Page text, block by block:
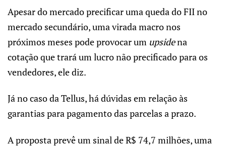
Apesar do mercado precificar uma queda do FII no
mercado secundário, uma virada macro nos
próximos meses pode provocar um upsidena
cotação que trará um lucro não precificado para os
vendedores, ele diz.
Já no caso da Tellus, há dúvidas em relação às
garantias para pagamento das parcelas a prazo.
A proposta prevê um sinal de R$ 74,7 milhões, uma